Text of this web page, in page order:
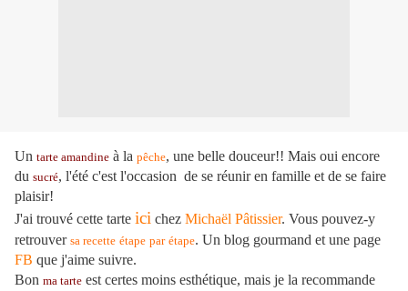
Un tarte amandine à la pêche, une belle douceur!! Mais oui encore
du sucré, l'été c'est l'occasion de se réunir en famille et de se faire
plaisir!
J'ai trouvé cette tarte ici chez Michaël Pâtissier. Vous pouvez-y
retrouver sa recette étape par étape. Un blog gourmand et une page
FB que j'aime suivre.
Bon ma tarte est certes moins esthétique, mais je la recommande